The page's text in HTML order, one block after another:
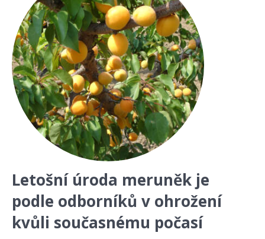
Letošní úroda meruněk je
podle odborníků v ohrožení
kvůli současnému počasí